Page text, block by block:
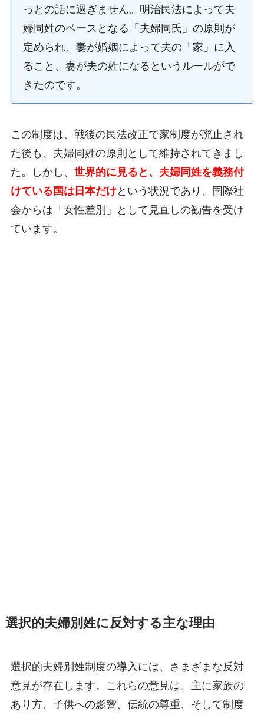
っとの話に過ぎません。明治民法によって夫
婦同姓のベースとなる「夫婦同氏」の原則が
定められ、妻が婚姻によって夫の「家」に入
ること、妻が夫の姓になるというルールがで
きたのです。
この制度は、戦後の民法改正で家制度が廃止され
た後も、夫婦同姓の原則として維持されてきまし
た。しかし、 世界的に見ると、夫婦同姓を義務付
けている国は日本だけという状況であり、国際社
会からは「女性差別」として見直しの勧告を受け
ています。
選択的夫婦別姓に反対する主な理由
選択的夫婦別姓制度の導入には、さまざまな反対
意見が存在します。これらの意見は、主に家族の
あり方、子供への影響、伝統の尊重、そして制度